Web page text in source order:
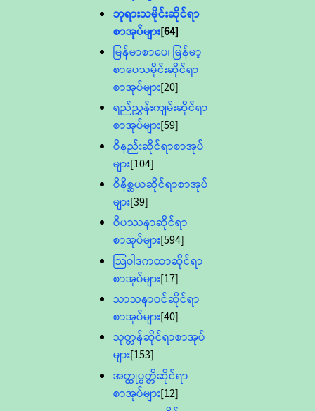
ဘုရားသမိုင်းဆိုင်ရာ
စာအုပ်များ[64]
မြန်မာစာပေ၊ မြန်မာ့
စာပေသမိုင်းဆိုင်ရာ
စာအုပ်များ[20]
ရည်ညွှန်းကျမ်းဆိုင်ရာ
စာအုပ်များ[59]
ဝိနည်းဆိုင်ရာစာအုပ်
များ[104]
ဝိနိစ္ဆယဆိုင်ရာစာအုပ်
များ[39]
ဝိပဿနာဆိုင်ရာ
စာအုပ်များ[594]
သြဝါဒကထာဆိုင်ရာ
စာအုပ်များ[17]
သာသနာ၀င်ဆိုင်ရာ
စာအုပ်များ[40]
သုတ္တန်ဆိုင်ရာစာအုပ်
များ[153]
အတ္ထုပ္ပတ္တိဆိုင်ရာ
စာအုပ်များ[12]